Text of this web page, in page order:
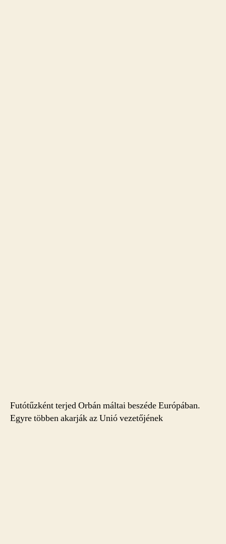
Futótűzként terjed Orbán máltai beszéde Európában.
Egyre többen akarják az Unió vezetőjének